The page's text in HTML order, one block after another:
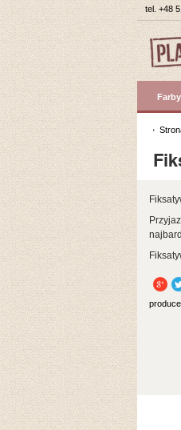
tel.+48
Farby